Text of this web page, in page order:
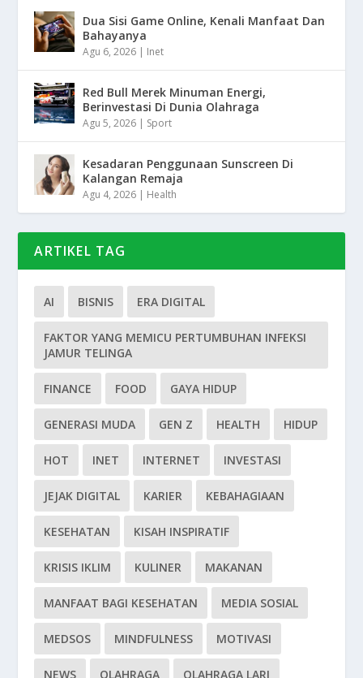
Dua Sisi Game Online, Kenali Manfaat Dan
Bahayanya
Agu 6, 2026 | Inet
Red Bull Merek Minuman Energi,
Berinvestasi Di Dunia Olahraga
Agu 5, 2026 | Sport
Kesadaran Penggunaan Sunscreen Di
Kalangan Remaja
Agu 4, 2026 | Health
ARTIKEL TAG
AI BISNIS ERA DIGITAL
FAKTOR YANG MEMICU PERTUMBUHAN INFEKSI
JAMUR TELINGA
FINANCE FOOD GAYA HIDUP
GENERASI MUDA GEN Z HEALTH HIDUP
HOT INET INTERNET INVESTASI
JEJAK DIGITAL KARIER KEBAHAGIAAN
KESEHATAN KISAH INSPIRATIF
KRISIS IKLIM KULINER MAKANAN
MANFAAT BAGI KESEHATAN MEDIA SOSIAL
MEDSOS MINDFULNESS MOTIVASI
NEWS OLAHRAGA OLAHRAGA LARI